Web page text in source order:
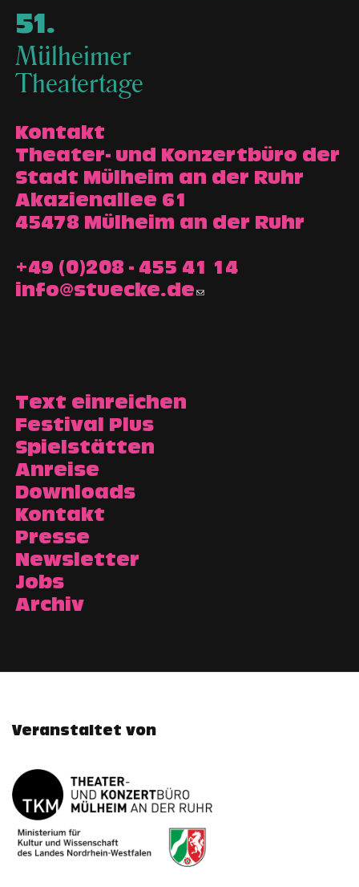
51.
Mülheimer
Theatertage
Kontakt
Theater- und Konzertbüro der
Stadt Mülheim an der Ruhr
Akazienallee 61
45478 Mülheim an der Ruhr
+49 (0)208 - 455 41 14
info@stuecke.de
Text einreichen
Festival Plus
Spielstätten
Anreise
Downloads
Kontakt
Presse
Newsletter
Jobs
Archiv
Veranstaltet von